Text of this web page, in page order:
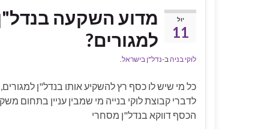
יול
11
מדוע השקעה
למגורים?
לוקי בניה ב-נדל"ן בישראל.
כל מי שיש לו כסף רץ להשקיע אותו בנדל"ן
לדברי קבוצת לוקי בנייה מי שמבין עניין בתחום
הכסף דווקא בנדל"ן מסחרי